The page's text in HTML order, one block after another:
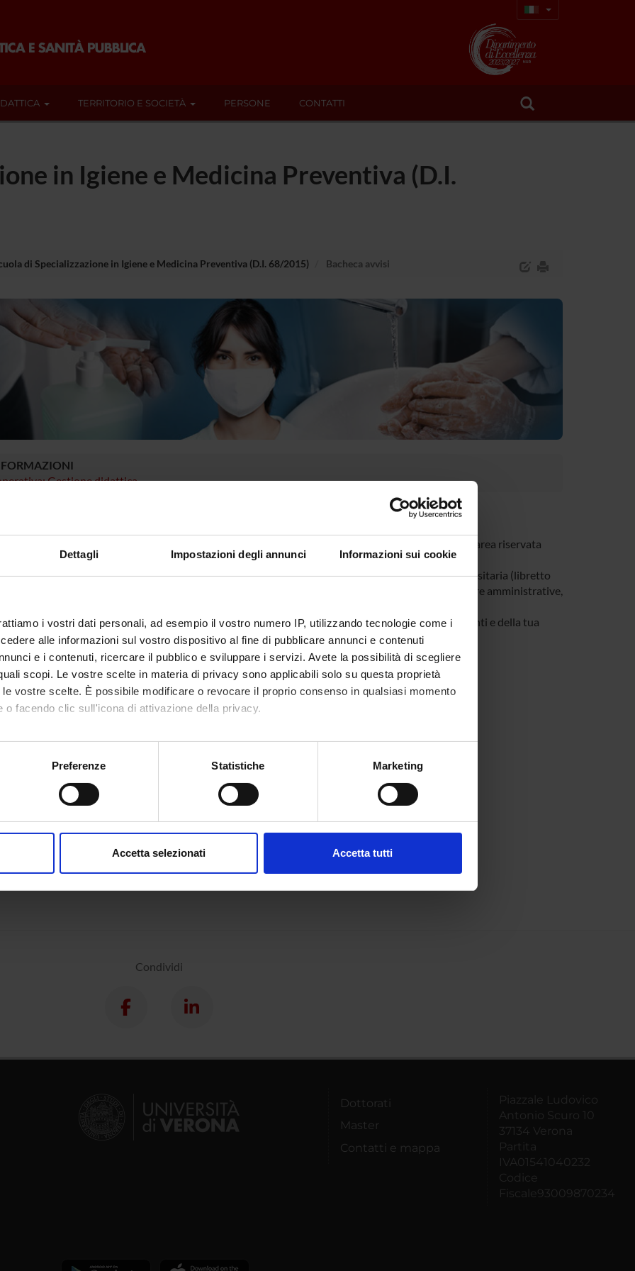
Dettagli Impostazioni degli annunci Informazioni sui cookie
i vostri dati personali, ad esempio il vostro numero IP, utilizzando tecnologie come i
alle informazioni sul vostro dispositivo al fine di pubblicare annunci e contenuti
e i contenuti, ricercare il pubblico e sviluppare i servizi. Avete la possibilità di scegliere
scopi. Le vostre scelte in materia di privacy sono applicabili solo su questa proprietà
vostre scelte. È possibile modificare o revocare il proprio consenso in qualsiasi momento
o facendo clic sull'icona di attivazione della privacy.
anche:
sulla tua posizione geografica, con un'approssimazione di qualche metro,
in qualsiasi momento dalla Dichiarazione sui cookie.
Preferenze Statistiche Marketing
Accetta selezionati Accetta tutti
TERRITORIO E SOCIETÀ PERSONE CONTATTI
in Igiene e Medicina Preventiva (D.I.
di Specializzazione in Igiene e Medicina Preventiva (D.I. 68/2015) Bacheca avvisi
Gestione didattica
iscritta/o a un corso di studio, puoi consultare tutti gli avvisi relativi al tuo corso di studi nella tua area riservata
portale potrai visualizzare informazioni, risorse e servizi utili che riguardano la tua carriera universitaria (libretto
gestione della carriera Esse3, corsi e-learning, email istituzionale, modulistica di segreteria, procedure amministrative,
con le tue credenziali GIA: solo così potrai ricevere notifica di tutti gli avvisi dei tuoi docenti e della tua
via mail e anche tramite l'app Univr.
Condividi
Dottorati
Master
Contatti e mappa
Piazzale Ludovico
Antonio Scuro 10
37134 Verona
Partita
IVA01541040232
Codice
Fiscale93009870234